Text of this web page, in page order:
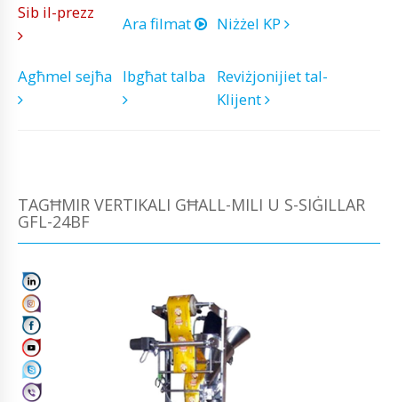
Sib il-prezz
Ara filmat Niżżel KP
Agħmel sejħa Ibgħat talba
Reviżjonijiet tal-
Klijent
TAGĦMIR VERTIKALI GĦALL-MILI U S-SIĠILLAR
GFL-24BF